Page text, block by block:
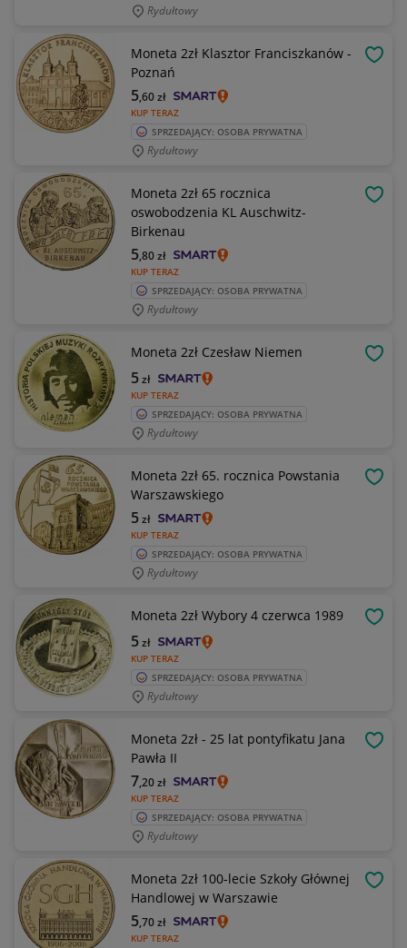
Rydułtowy
Moneta 2zł Klasztor Franciszkanów -
Poznań
KUP TERAZ
5,60zł
SPRZEDAJĄCY: OSOBA PRYWATNA
Rydułtowy
Moneta 2zł 65 rocznica
oswobodzenia KL Auschwitz-
Birkenau
KUP TERAZ
5,80zł
SPRZEDAJĄCY: OSOBA PRYWATNA
Rydułtowy
Moneta 2zł Czesław Niemen
KUP TERAZ
5zł
SPRZEDAJĄCY: OSOBA PRYWATNA
Rydułtowy
Moneta 2zł 65. rocznica Powstania
Warszawskiego
KUP TERAZ
5zł
SPRZEDAJĄCY: OSOBA PRYWATNA
Rydułtowy
Moneta 2zł Wybory 4 czerwca 1989
KUP TERAZ
5zł
SPRZEDAJĄCY: OSOBA PRYWATNA
Rydułtowy
Moneta 2zł - 25 lat pontyfikatu Jana
Pawła II
KUP TERAZ
7,20zł
SPRZEDAJĄCY: OSOBA PRYWATNA
Rydułtowy
Moneta 2zł 100-lecie Szkoły Głównej
Handlowej w Warszawie
KUP TERAZ
5,70zł